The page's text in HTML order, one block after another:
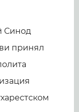
Синод
принял